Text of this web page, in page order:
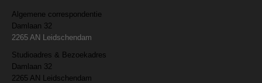
Algemene correspondentie
Damlaan 32
2265 AN Leidschendam
Studioadres & Bezoekadres
Damlaan 32
2265 AN Leidschendam